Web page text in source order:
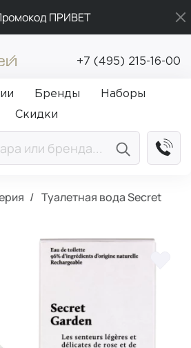
ПРИВЕТ
каждый заказ от 5 000₽
доставка от 5 000₽
+7 (495) 215-16-00
Бренды
Наборы
Скидки
Туалетная вода Secret